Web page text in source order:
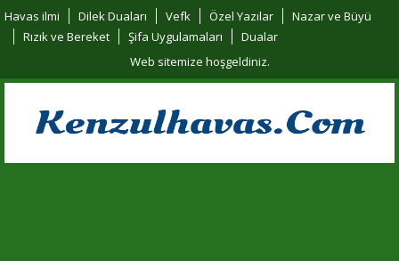
Havas ilmi Dilek Duaları Vefk Özel Yazılar
Nazar ve Büyü
Rızık ve Bereket
Şifa Uygulamaları
Dualar
Web sitemize hoşgeldiniz.